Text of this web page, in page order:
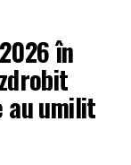
în
au umilit